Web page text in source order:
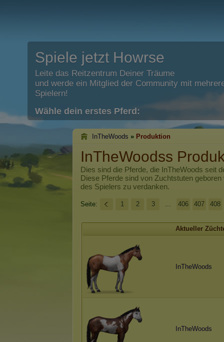
Spiele jetzt Howrse
Leite das Reitzentrum Deiner Träume
und werde ein Mitglied der Community mit
Spielern!
Wähle dein erstes Pferd:
InTheWoods » Produktion
InTheWoodss
Dies sind die Pferde, die InTheWoods seit
Diese Pferde sind von Zuchtstuten
des Spielers zu verdanken.
Seite: 1 2 3 ... 406 407 408
Aktueller
InTheWoods
InTheWoods